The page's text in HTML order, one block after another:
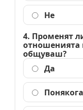
Не
4. Променят
отношенията
общуваш?
Да
Понякога